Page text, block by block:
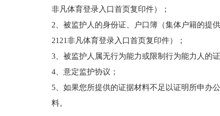
非凡体育登录入口首页复印件）；
2、被监护人的身份证、户口簿（集体户籍的提
2121非凡体育登录入口首页复印件）；
3、被监护人属无行为能力或限制行为能力人的
4、意定监护协议；
5、如果您所提供的证据材料不足以证明所申办
料。